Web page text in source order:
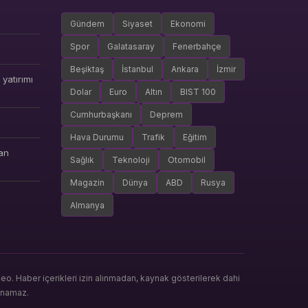
Gündem Siyaset Ekonomi
Spor Galatasaray Fenerbahçe
Beşiktaş İstanbul Ankara İzmir
Dolar Euro Altın BIST 100
Cumhurbaşkanı Deprem
Hava Durumu Trafik Eğitim
Sağlık Teknoloji Otomobil
Magazin Dünya ABD Rusya
Almanya
Haber içerikleri izin alınmadan, kaynak gösterilerek dahi